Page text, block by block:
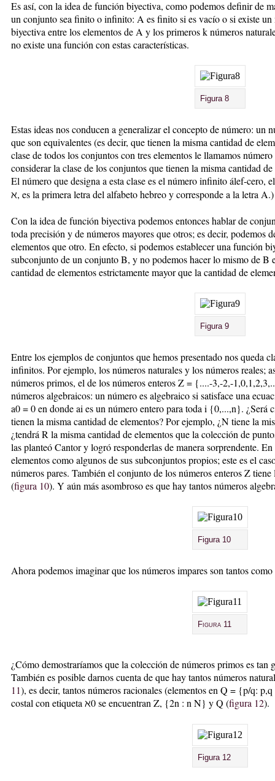
Es así, con la idea de función biyectiva, como podemos definir de
un conjunto sea finito o infinito: A es finito si es vacío o si existe
biyectiva entre los elementos de A y los primeros k números
no existe una función con estas características.
Figura 8
Estas ideas nos conducen a generalizar el concepto de número: un
que son equivalentes (es decir, que tienen la misma cantidad de
clase de todos los conjuntos con tres elementos le llamamos
considerar la clase de los conjuntos que tienen la misma cantidad
El número que designa a esta clase es el número infinito álef-cero,
ℵ, es la primera letra del alfabeto hebreo y corresponde a la letra A.)
Con la idea de función biyectiva podemos entonces hablar de
toda precisión y de números mayores que otros; es decir, podemos
elementos que otro. En efecto, si podemos establecer una función
subconjunto de un conjunto B, y no podemos hacer lo mismo de B
cantidad de elementos estrictamente mayor que la cantidad de
Figura 9
Entre los ejemplos de conjuntos que hemos presentado nos queda
infinitos. Por ejemplo, los números naturales y los números reales;
números primos, el de los números enteros Z = {....-3,-2,-
números algebraicos: un número es algebraico si satisface una
a0 = 0 en donde ai es un número entero para toda i {0,...,n}. ¿Será
tienen la misma cantidad de elementos? Por ejemplo, ¿N tiene la
¿tendrá R la misma cantidad de elementos que la colección de
las planteó Cantor y logró responderlas de manera sorprendente.
elementos como algunos de sus subconjuntos propios; este es el
números pares. También el conjunto de los números enteros Z
(figura 10). Y aún más asombroso es que hay tantos números
Figura 10
Ahora podemos imaginar que los números impares son tantos
Figura 11
¿Cómo demostraríamos que la colección de números primos es tan
También es posible darnos cuenta de que hay tantos números
11), es decir, tantos números racionales (elementos en Q = {p/q:
costal con etiqueta ℵ0 se encuentran Z, {2n : n N} y Q (figura 12).
Figura 12